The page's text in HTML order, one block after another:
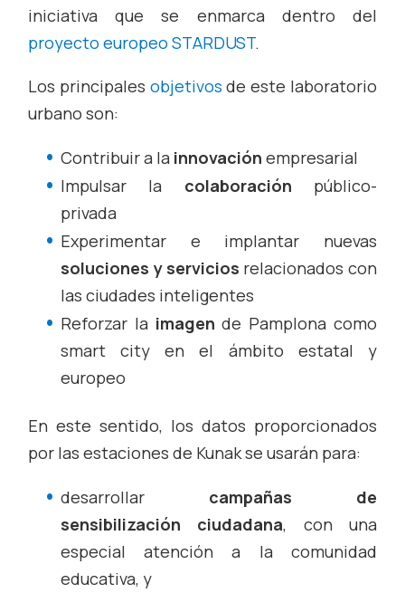
iniciativa que se enmarca dentro del
proyecto europeo STARDUST.
Los principales objetivos de este laboratorio
urbano son:
Contribuir a la innovación empresarial
Impulsar la colaboración público-
privada
Experimentar e implantar nuevas
soluciones y servicios relacionados con
las ciudades inteligentes
Reforzar la imagen de Pamplona como
smart city en el ámbito estatal y
europeo
En este sentido, los datos proporcionados
por las estaciones de Kunak se usarán para:
desarrollar campañas de
sensibilización ciudadana, con una
especial atención a la comunidad
educativa, y